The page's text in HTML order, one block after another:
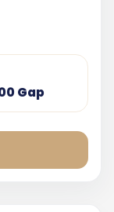
Gap